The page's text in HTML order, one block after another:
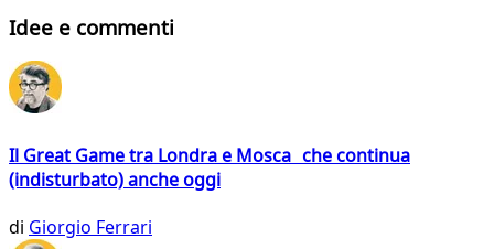
Idee e commenti
Il Great Game tra Londra e Mosca che continua
(indisturbato) anche oggi
di Giorgio Ferrari